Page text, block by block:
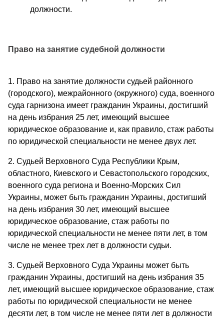
должности.
Право на занятие судебной должности
1. Право на занятие должности судьей районного
(городского), межрайонного (окружного) суда, военного
суда гарнизона имеет гражданин Украины, достигший
на день избрания 25 лет, имеющий высшее
юридическое образование и, как правило, стаж работы
по юридической специальности не менее двух лет.
2. Судьей Верховного Суда Республики Крым,
областного, Киевского и Севастопольского городских,
военного суда региона и Военно-Морских Сил
Украины, может быть гражданин Украины, достигший
на день избрания 30 лет, имеющий высшее
юридическое образование, стаж работы по
юридической специальности не менее пяти лет, в том
числе не менее трех лет в должности судьи.
3. Судьей Верховного Суда Украины может быть
гражданин Украины, достигший на день избрания 35
лет, имеющий высшее юридическое образование, стаж
работы по юридической специальности не менее
десяти лет, в том числе не менее пяти лет в должности